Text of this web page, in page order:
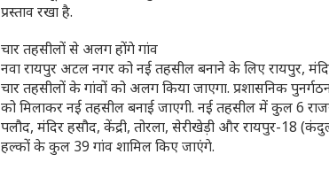
प्रस्ताव रखा है.
चार तहसीलों से अलग होंगे गांव
नवा रायपुर अटल नगर को नई तहसील बनाने के लिए रायपुर,
चार तहसीलों के गांवों को अलग किया जाएगा. प्रशासनिक
को मिलाकर नई तहसील बनाई जाएगी. नई तहसील में कुल 6
पलौद, मंदिर हसौद, केंद्री, तोरला, सेरीखेड़ी और रायपुर-18
हल्कों के कुल 39 गांव शामिल किए जाएंगे.